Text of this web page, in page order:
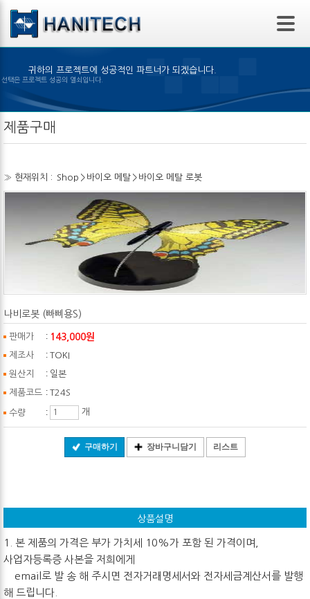
본문 바로가기
귀하의 프로젝트에 성공적인 파트너가 되겠습니다.
제품의 선택은 프로젝트 성공의 열쇠입니다.
제품구매
» 현재위치 : Shop > 바이오 메탈 > 바이오 메탈 로봇
나비로봇 (빠삐용S)
판매가 : 143,000원
제조사 : TOKI
원산지 : 일본
제품코드 : T24S
수량 : 개
구매하기 장바구니담기 리스트
상품설명
1. 본 제품의 가격은 부가 가치세 10%가 포함 된 가격이며,
사업자등록증 사본을 저희에게
email로 발 송 해 주시면 전자거래명세서와 전자세금계산서를 발행
해 드립니다.